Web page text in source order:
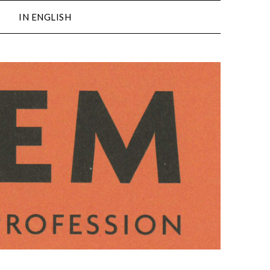
IN ENGLISH